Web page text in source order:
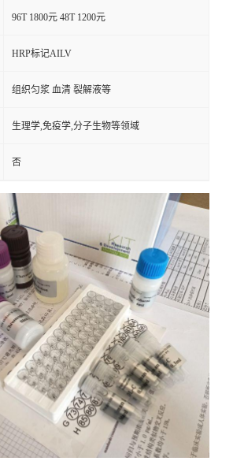
96T 1800元 48T 1200元
HRP标记AILV
组织匀浆 血清 裂解液等
生理学,免疫学,分子生物等领域
否